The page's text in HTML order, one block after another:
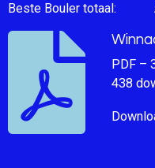
Beste Bouler totaal:
PDF –
438